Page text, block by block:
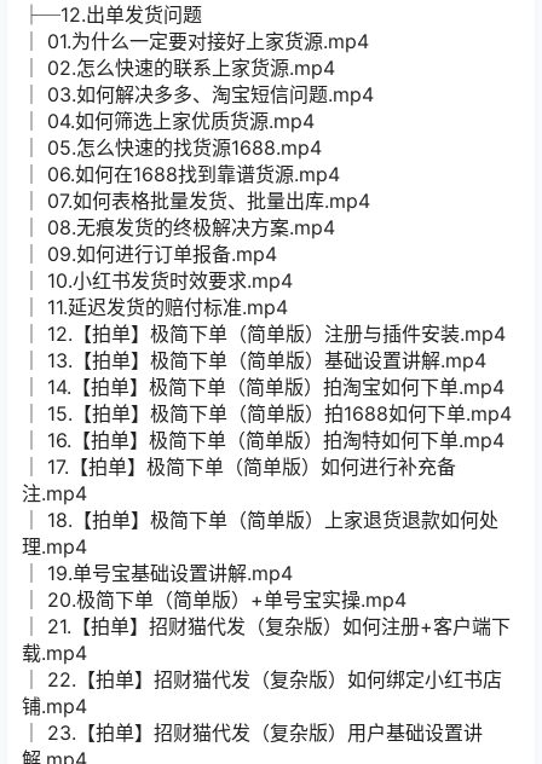
├─12.出单发货问题
│ 01.为什么一定要对接好上家货源.mp4
│ 02.怎么快速的联系上家货源.mp4
│ 03.如何解决多多、淘宝短信问题.mp4
│ 04.如何筛选上家优质货源.mp4
│ 05.怎么快速的找货源1688.mp4
│ 06.如何在1688找到靠谱货源.mp4
│ 07.如何表格批量发货、批量出库.mp4
│ 08.无痕发货的终极解决方案.mp4
│ 09.如何进行订单报备.mp4
│ 10.小红书发货时效要求.mp4
│ 11.延迟发货的赔付标准.mp4
│ 12.【拍单】极简下单（简单版）注册与插件安装.mp4
│ 13.【拍单】极简下单（简单版）基础设置讲解.mp4
│ 14.【拍单】极简下单（简单版）拍淘宝如何下单.mp4
│ 15.【拍单】极简下单（简单版）拍1688如何下单.mp4
│ 16.【拍单】极简下单（简单版）拍淘特如何下单.mp4
│ 17.【拍单】极简下单（简单版）如何进行补充备
注.mp4
│ 18.【拍单】极简下单（简单版）上家退货退款如何处
理.mp4
│ 19.单号宝基础设置讲解.mp4
│ 20.极简下单（简单版）+单号宝实操.mp4
│ 21.【拍单】招财猫代发（复杂版）如何注册+客户端下
载.mp4
│ 22.【拍单】招财猫代发（复杂版）如何绑定小红书店
铺.mp4
│ 23.【拍单】招财猫代发（复杂版）用户基础设置讲
解.mp4